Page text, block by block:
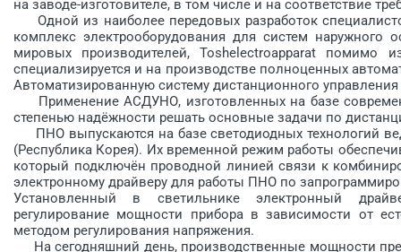
на заводе-изготовителе, в том числе и на соответствие
Одной из наиболее передовых разработок
комплекс электрооборудования для систем наружного
мировых производителей, Toshelectroapparat помимо
специализируется и на производстве полноценных
Ав­томатизированную систему дистанционного
Применение АСДУНО, изготовленных на базе
степенью надёжности решать основные задачи по
ПНО выпускаются на базе светодиодных технологий
(Республика Корея). Их временной режим работы
который подключён проводной линией связи к
электронному драйверу для работы ПНО по
Установленный в светильнике электронный
регулирование мощности прибора в зависимости от
методом регулирования напряжения.
На сегодняшний день, производственные мощности